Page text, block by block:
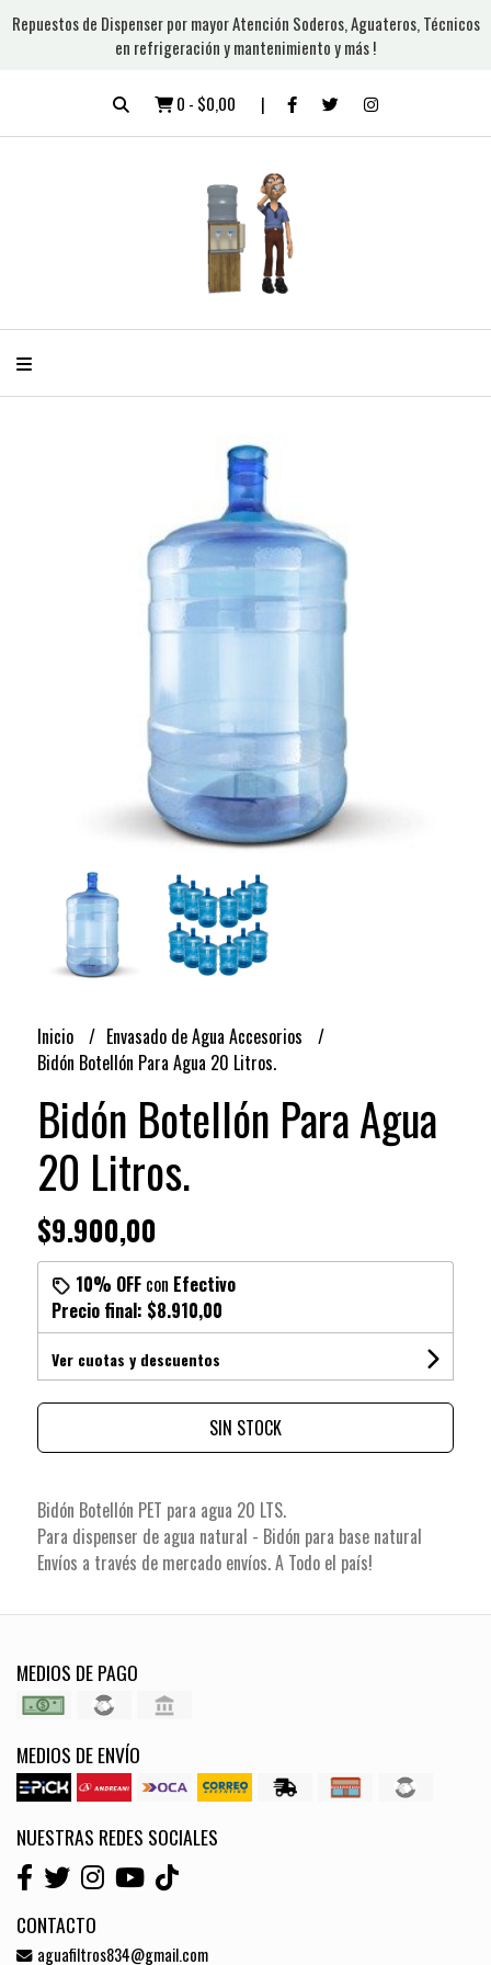
Repuestos de Dispenser por mayor Atención Soderos, Aguateros, Técnicos
en refrigeración y mantenimiento y más !
0 - $0,00
Inicio
Envasado de Agua Accesorios
Bidón Botellón Para Agua 20 Litros.
Bidón Botellón Para Agua
20 Litros.
$9.900,00
10% OFFcon Efectivo
Precio final: $8.910,00
Ver cuotas y descuentos
SIN STOCK
Bidón Botellón PET para agua 20 LTS.
Para dispenser de agua natural - Bidón para base natural
Envíos a través de mercado envíos. A Todo el país!
MEDIOS DE PAGO
MEDIOS DE ENVÍO
NUESTRAS REDES SOCIALES
CONTACTO
aguafiltros834@gmail.com